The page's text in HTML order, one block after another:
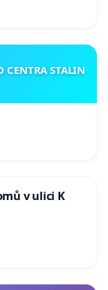
CENTRA STALIN
v ulici K